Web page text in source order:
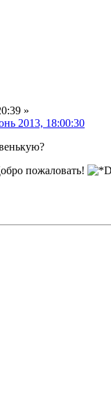
»
2013, 18:00:30
пожаловать!